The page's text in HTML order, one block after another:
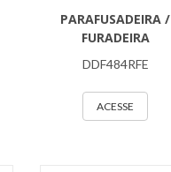
PARAFUSADEIRA /
FURADEIRA
DDF484RFE
ACESSE